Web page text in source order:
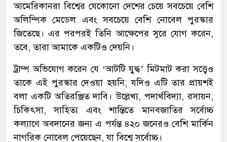
আমেরিকানরা বিশ্বের যেকোনো দেশের চেয়ে সবচেয়ে বেশি
অলিম্পিক মেডেল এবং সবচেয়ে বেশি নোবেল পুরস্কার
জিতেছে। এর পরপরই তিনি আক্ষেপের সুরে যোগ করেন,
তবে, তারা আমাকে একটিও দেয়নি।
ট্রাম্প অভিযোগ করেন যে ‘আটটি যুদ্ধ’ মিটমাট করা সত্ত্বেও
তাকে এই পুরস্কার দেওয়া হয়নি; যদিও এটি তার প্রায়শই
বলা একটি অতিরঞ্জিত দাবি। উল্লেখ্য, পদার্থবিদ্যা, রসায়ন,
চিকিৎসা, সাহিত্য এবং শান্তিতে মানবজাতির সর্বোচ্চ
কল্যাণে অবদানের জন্য এ পর্যন্ত ৪২০ জনেরও বেশি মার্কিন
নাগরিক নোবেল পেয়েছেন, যা বিশ্বে সর্বোচ্চ।